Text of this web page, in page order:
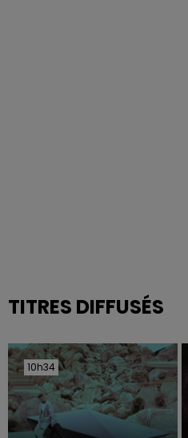
TITRES DIFFUSÉS
10h34
10h34